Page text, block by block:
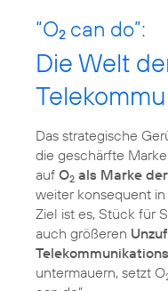
“O2 can do”:
Die Welt
Das strategische
die geschärfte
auf O2 als Marke
weiter konsequent
Ziel ist es, Stück für
auch größeren
untermauern, setzt O